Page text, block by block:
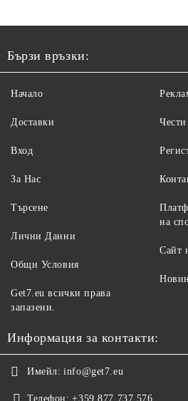
Бързи връзки:
Начало
Доставки
Вход
За Нас
Търсене
Лични Данни
Общи Условия
Get7.eu всички права
запазени.
на
Сайт
Информация за контакти:
Имейл: info@get7.eu
Телефон: +359 877 737 576